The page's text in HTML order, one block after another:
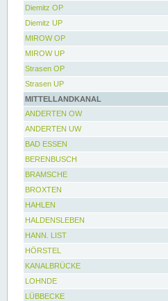
Diemitz OP
Diemitz UP
MIROW OP
MIROW UP
Strasen OP
Strasen UP
MITTELLANDKANAL
ANDERTEN OW
ANDERTEN UW
BAD ESSEN
BERENBUSCH
BRAMSCHE
BROXTEN
HAHLEN
HALDENSLEBEN
HANN. LIST
HÖRSTEL
KANALBRÜCKE
LOHNDE
LÜBBECKE